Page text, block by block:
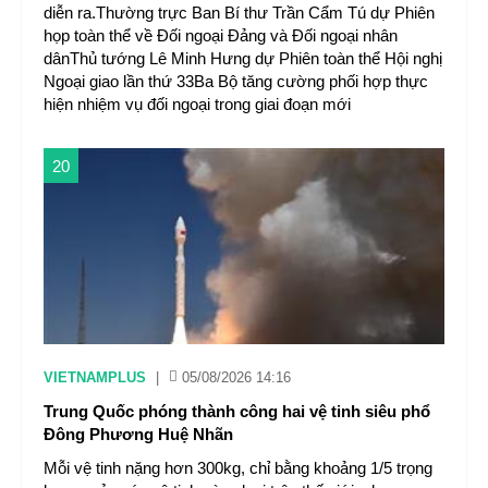
diễn ra.Thường trực Ban Bí thư Trần Cẩm Tú dự Phiên
họp toàn thể về Đối ngoại Đảng và Đối ngoại nhân
dânThủ tướng Lê Minh Hưng dự Phiên toàn thể Hội nghị
Ngoại giao lần thứ 33Ba Bộ tăng cường phối hợp thực
hiện nhiệm vụ đối ngoại trong giai đoạn mới
20
VIETNAMPLUS 05/08/2026 14:16
Trung Quốc phóng thành công hai vệ tinh siêu phổ
Đông Phương Huệ Nhãn
Mỗi vệ tinh nặng hơn 300kg, chỉ bằng khoảng 1/5 trọng